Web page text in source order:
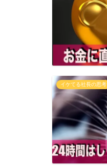
イケてる社長の思考